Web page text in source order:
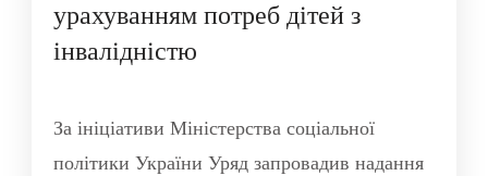
урахуванням потреб дітей з
інвалідністю
За ініціативи Міністерства соціальної
політики України Уряд запровадив надання